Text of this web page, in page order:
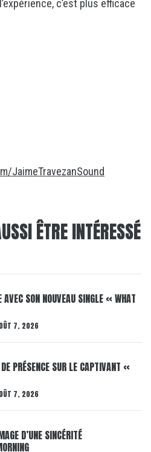
c’est plus efficace
JaimeTravezanSound
ÊTRE INTÉRESSÉ
AVEC SON NOUVEAU SINGLE « WHAT
7, 2026
PRÉSENCE SUR LE CAPTIVANT «
7, 2026
D’UNE SINCÉRITÉ